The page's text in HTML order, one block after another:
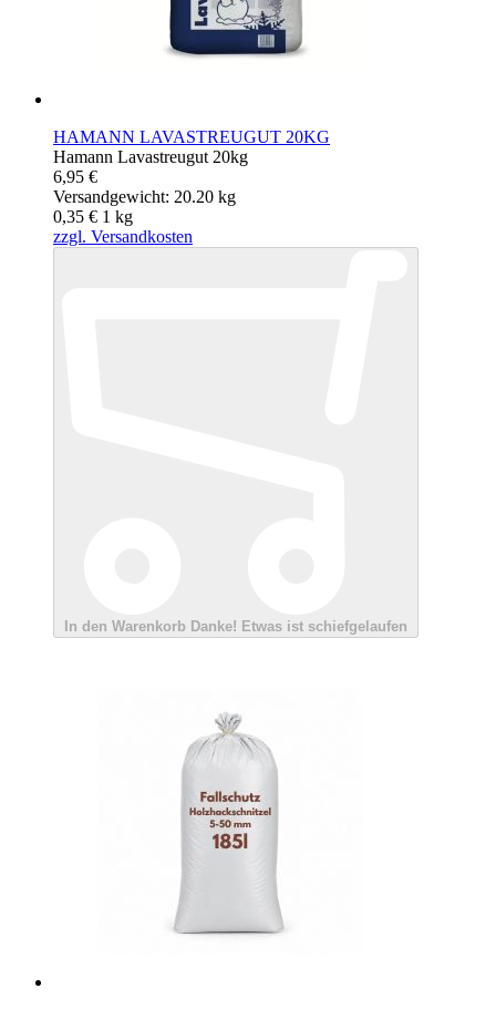
HAMANN LAVASTREUGUT 20KG
Hamann Lavastreugut 20kg
6,95 €
Versandgewicht: 20.20 kg
0,35 € 1 kg
zzgl. Versandkosten
In den Warenkorb Danke! Etwas ist schiefgelaufen